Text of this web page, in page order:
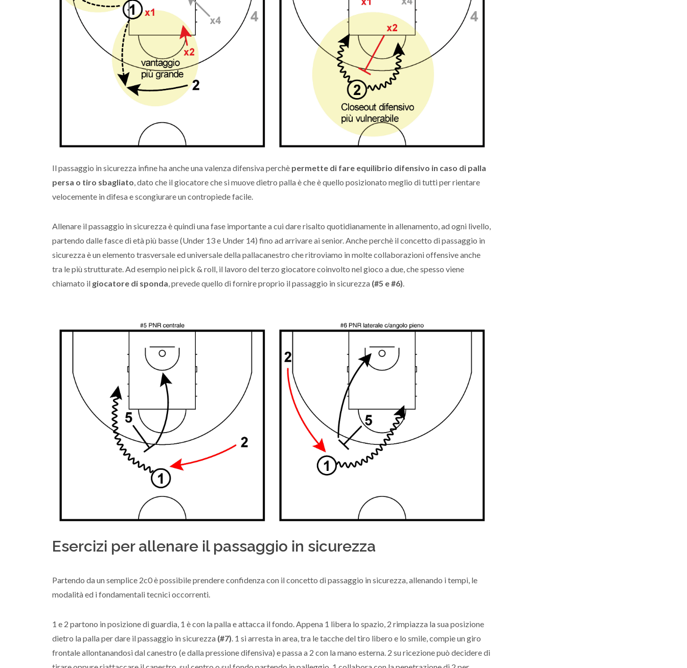
Il passaggio in sicurezza infine ha anche una valenza difensiva perchè permette di fare equilibrio difensivo in caso di palla
persa o tiro sbagliato , dato che il giocatore che si muove dietro palla è che è quello posizionato meglio di tutti per rientare
velocemente in difesa e scongiurare un contropiede facile.
Allenare il passaggio in sicurezza è quindi una fase importante a cui dare risalto quotidianamente in allenamento, ad ogni livello,
partendo dalle fasce di età più basse (Under 13 e Under 14) fino ad arrivare ai senior. Anche perchè il concetto di passaggio in
sicurezza è un elemento trasversale ed universale della pallacanestro che ritroviamo in molte collaborazioni offensive anche
tra le più strutturate. Ad esempio nei pick & roll, il lavoro del terzo giocatore coinvolto nel gioco a due, che spesso viene
chiamato il giocatore di sponda , prevede quello di fornire proprio il passaggio in sicurezza (#5 e #6)
Esercizi per allenare il passaggio in sicurezza
Partendo da un semplice 2c0 è possibile prendere confidenza con il concetto di passaggio in sicurezza, allenando i tempi, le
modalità ed i fondamentali tecnici occorrenti.
1 e 2 partono in posizione di guardia, 1 è con la palla e attacca il fondo. Appena 1 libera lo spazio, 2 rimpiazza la sua posizione
dietro la palla per dare il passaggio in sicurezza (#7) . 1 si arresta in area, tra le tacche del tiro libero e lo smile, compie un giro
frontale allontanandosi dal canestro (e dalla pressione difensiva) e passa a 2 con la mano esterna. 2 su ricezione può decidere di